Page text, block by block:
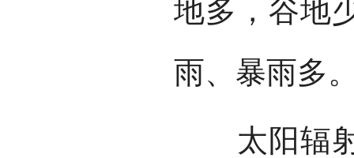
地多，谷地
雨、暴雨多
太阳辐射